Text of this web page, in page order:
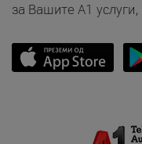
за Вашите A1